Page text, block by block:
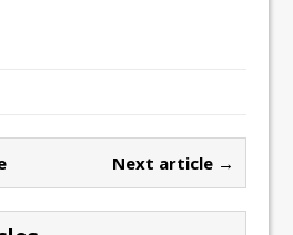
Next article →